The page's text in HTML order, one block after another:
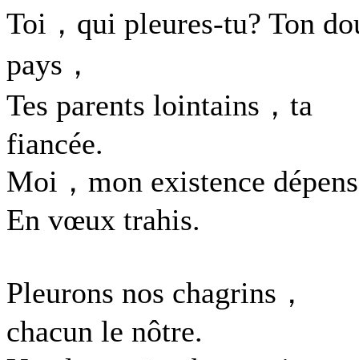
Toi，qui pleures-tu? Ton
pays，
Tes parents lointains，ta
fiancée.
Moi，mon existence
En vœux trahis.
Pleurons nos chagrins，
chacun le nôtre.